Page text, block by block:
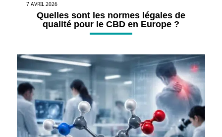
7 AVRIL 2026
Quelles sont les normes légales de
qualité pour le CBD en Europe ?